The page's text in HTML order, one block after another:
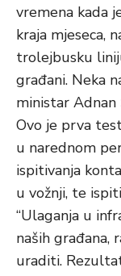
vremena kada
kraja mjeseca,
trolejbusku
građani. Neka
ministar
Ovo je prva
u narednom
ispitivanja
u vožnji, te
“Ulaganja u
naših građana,
uraditi.